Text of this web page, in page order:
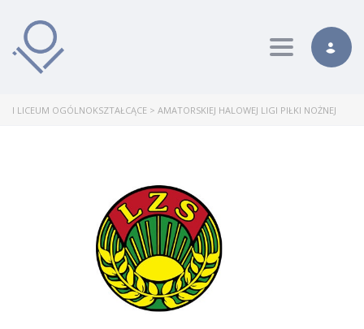
Toggle
I LICEUM OGÓLNOKSZTAŁCĄCE > AMATORSKIEJ HALOWEJ LIGI PIŁKI NOŻNEJ